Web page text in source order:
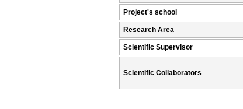
Project's school
Research Area
Scientific Supervisor
Scientific Collaborators